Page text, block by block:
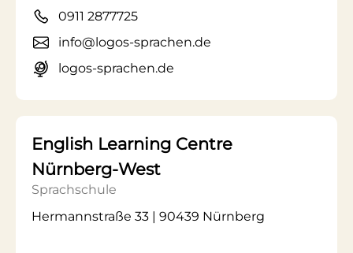
0911 2877725
info@logos-sprachen.de
logos-sprachen.de
English Learning Centre
Nürnberg-West
Sprachschule
Hermannstraße 33 | 90439 Nürnberg